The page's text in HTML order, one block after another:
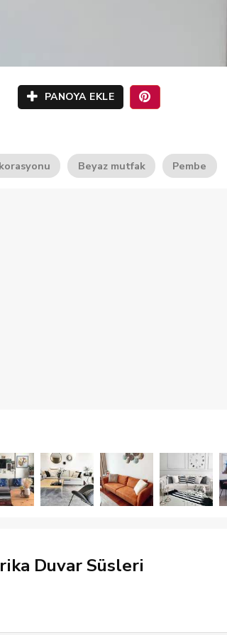
PANOYA EKLE
Beyaz mutfak Pembe
Duvar Süsleri